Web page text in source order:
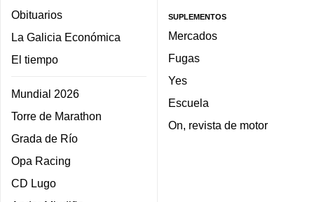
Obituarios
La Galicia Económica
El tiempo
Mundial 2026
Torre de Marathon
Grada de Río
Opa Racing
CD Lugo
SUPLEMENTOS
Mercados
Fugas
Yes
Escuela
On, revista de motor